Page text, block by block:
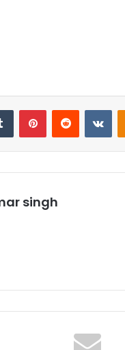
Tumblr PinterestReddit
singh